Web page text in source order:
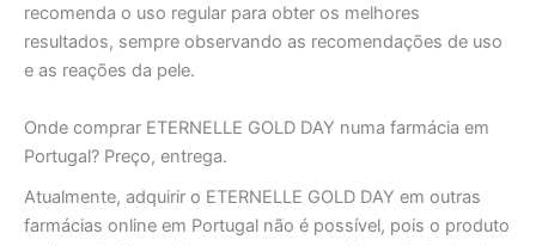
recomenda o uso regular para obter os melhores
resultados, sempre observando as recomendações de uso
e as reações da pele.
Onde comprar ETERNELLE GOLD DAY numa farmácia em
Portugal? Preço, entrega.
Atualmente, adquirir o ETERNELLE GOLD DAY em outras
farmácias online em Portugal não é possível, pois o produto